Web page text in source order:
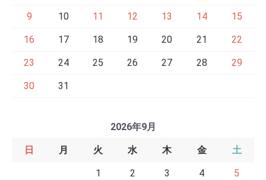
9 10 11 12 13 14 15
16 17 18 19 20 21 22
23 24 25 26 27 28 29
30 31
2026年9月
日 月 火 水 木 金 土
1 2 3 4 5